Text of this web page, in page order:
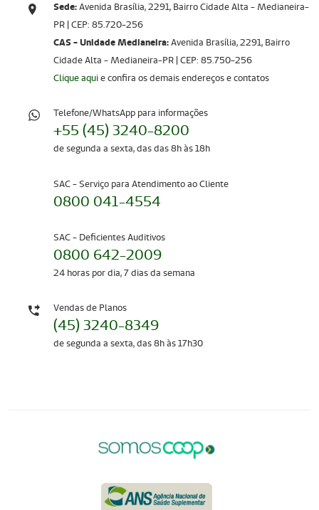
Sede:Avenida Brasília, 2291, Bairro Cidade Alta - Medianeira-
PR | CEP: 85.720-256​​​​​​​
CAS - Unidade Medianeira:Avenida Brasília, 2291, Bairro
Cidade Alta - Medianeira-PR | CEP: 85.750-256
Clique aquie confira os demais endereços e contatos
Telefone/WhatsApp para informações
+55 (45) 3240-8200
de segunda a sexta, das das 8h às 18h
SAC - Serviço para Atendimento ao Cliente
0800 041-4554
SAC - Deficientes Auditivos
0800 642-2009
24 horas por dia, 7 dias da semana
Vendas de Planos
(45) 3240-8349
de segunda a sexta, das 8h às 17h30